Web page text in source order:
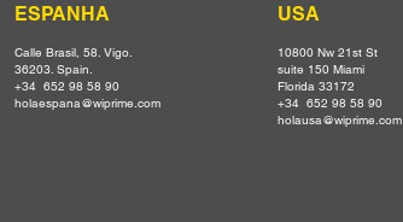
ESPANHA
Calle Brasil, 58. Vigo.
36203. Spain.
+34 652 98 58 90
holaespana@wiprime.com
USA
10800 Nw 21st St
suite 150 Miami
Florida 33172
+34 652 98 58 90
holausa@wiprime.com